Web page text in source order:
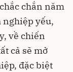
chắn năm
nghiệp yếu,
về chiến
cả sẽ mở
đặc biệt